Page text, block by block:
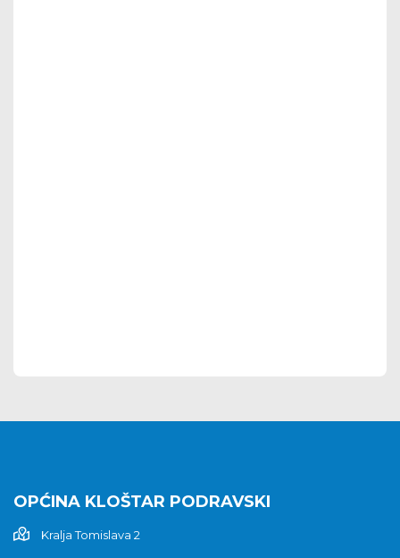
OPĆINA KLOŠTAR PODRAVSKI
Kralja Tomislava 2